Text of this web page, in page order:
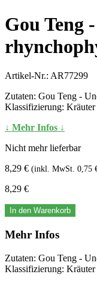
Gou Teng
Artikel-Nr.: AR77299
Zutaten: Gou Teng -
Klassifizierung: Kräuter
↓ Mehr Infos ↓
Nicht mehr lieferbar
8,29 € (inkl. MwSt. 0,75
8,29 €
In den Warenkorb
Mehr Infos
Zutaten: Gou Teng -
Klassifizierung: Kräuter